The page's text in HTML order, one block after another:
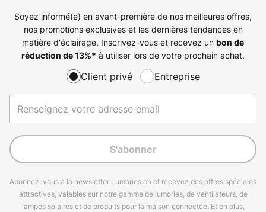
Soyez informé(e) en avant-première de nos meilleures offres,
nos promotions exclusives et les dernières tendances en
matière d'éclairage. Inscrivez-vous et recevez un bon de
réduction de13%* à utiliser lors de votre prochain achat.
Client privé Entreprise
S'abonner
Abonnez-vous à la newsletter Lumories.ch et recevez des offres spéciales
attractives, valables sur notre gamme de lumories, de ventilateurs, de
lampes solaires et de produits pour la maison connectée. Et en plus,